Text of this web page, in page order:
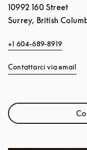
10992 160 Street
Surrey, British
+1 604-689-8919
Contattarci via email